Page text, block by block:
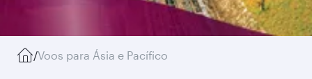
/Voos para Ásia e Pacífico